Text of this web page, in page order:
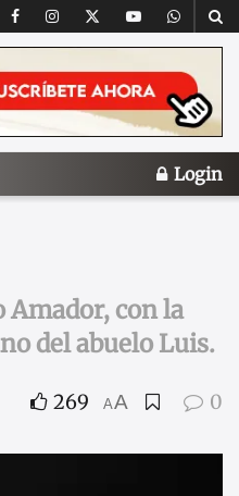
Login
Amador, con la
del abuelo Luis.
269 AA 0